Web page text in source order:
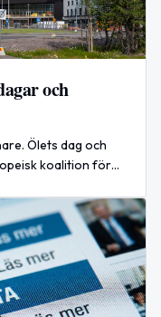
och
Ölets dag och
koalition för